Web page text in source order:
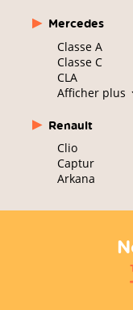
Mercedes
Classe A
Classe C
CLA
Afficher plus
Renault
Clio
Captur
Arkana